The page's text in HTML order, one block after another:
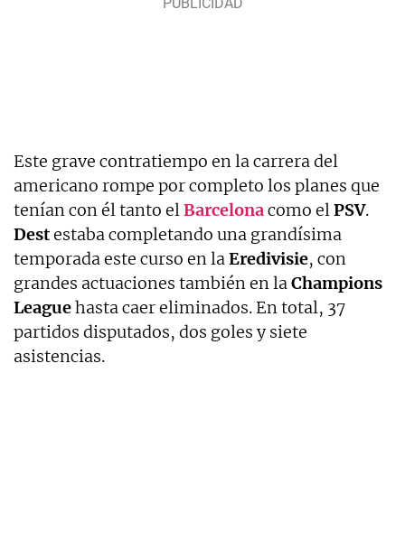
Este grave contratiempo en la carrera del
americano rompe por completo los planes que
tenían con él tanto elBarcelonacomo elPSV.
Destestaba completando una grandísima
temporada este curso en laEredivisie, con
grandes actuaciones también en laChampions
Leaguehasta caer eliminados. En total, 37
partidos disputados, dos goles y siete
asistencias.